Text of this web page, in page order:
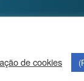
de cookies